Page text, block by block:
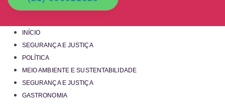
INÍCIO
SEGURANÇA E JUSTIÇA
POLÍTICA
MEIO AMBIENTE E SUSTENTABILIDADE
SEGURANÇA E JUSTIÇA
GASTRONOMIA